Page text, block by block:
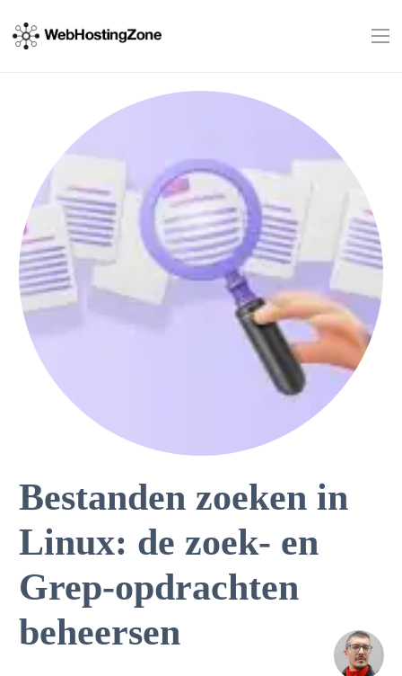
Bestanden zoeken in
Linux: de zoek- en
Grep-opdrachten
beheersen